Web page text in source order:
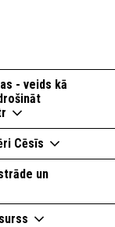
- veids kā
Cēsīs
un